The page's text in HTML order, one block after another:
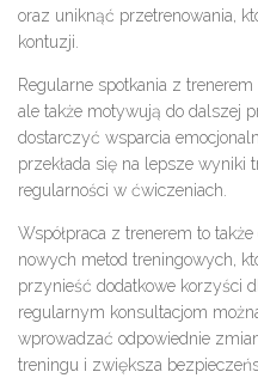
oraz uniknąć przetrenowania,
kontuzji.
Regularne spotkania z
ale także motywują do dalszej
dostarczyć wsparcia
przekłada się na lepsze wyniki
regularności w ćwiczeniach.
Współpraca z trenerem to
nowych metod treningowych,
przynieść dodatkowe korzyści
regularnym konsultacjom
wprowadzać odpowiednie
treningu i zwiększa